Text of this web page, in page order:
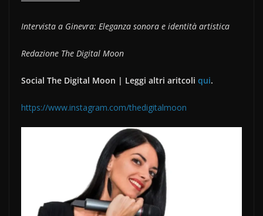
Intervista a Ginevra: Eleganza sonora e identità artistica
Redazione The Digital Moon
Social The Digital Moon | Leggi altri aritcoli qui.
https://www.instagram.com/thedigitalmoon